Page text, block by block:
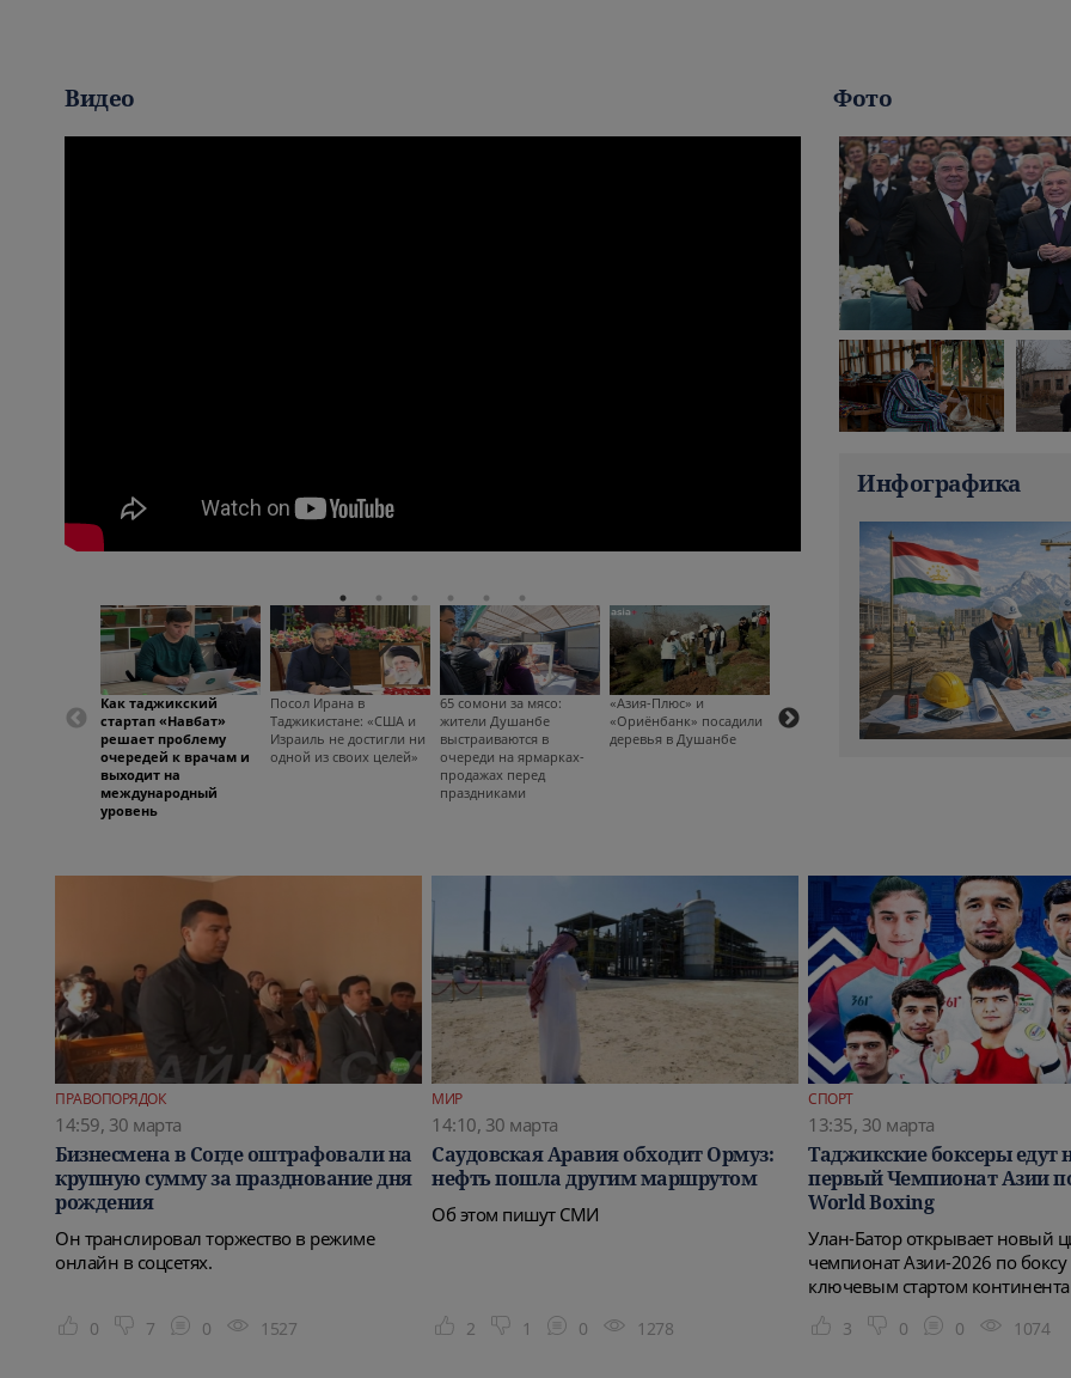
Видео
Как таджикский
стартап «Навбат»
решает проблему
очередей к врачам и
выходит на
международный
уровень
Посол Ирана в
Таджикистане: «США и
Израиль не достигли ни
одной из своих целей»
65 сомони за мясо:
жители Душанбе
выстраиваются в
очереди на ярмарках-
продажах перед
праздниками
«Азия-Плюс» и
«Ориёнбанк» посадили
деревья в Душанбе
Окна, как главный
акцент фасада: тренды,
которые меняют
«Азия-Плюс»
более 500 книг в
женскую колонию
Фото
Инфографика
ПРАВОПОРЯДОК
14:59, 30 марта
Бизнесмена в Согде оштрафовали на
крупную сумму за празднование дня
рождения
Он транслировал торжество в режиме
онлайн в соцсетях.
0 7 0 1527
МИР
14:10, 30 марта
Саудовская Аравия обходит Ормуз:
нефть пошла другим маршрутом
Об этом пишут СМИ
2 1 0 1278
СПОРТ
13:35, 30 марта
Таджикские боксеры едут
первый Чемпионат Азии
World Boxing
Улан-Батор открывает новый
чемпионат Азии-2026 по боксу
ключевым стартом
3 0 0 1074